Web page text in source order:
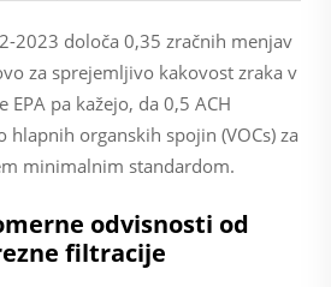
2023 določa 0,35 zračnih menjav
za sprejemljivo kakovost zraka v
EPA pa kažejo, da 0,5 ACH
hlapnih organskih spojin (VOCs) za
minimalnim standardom.
odvisnosti od
filtracije